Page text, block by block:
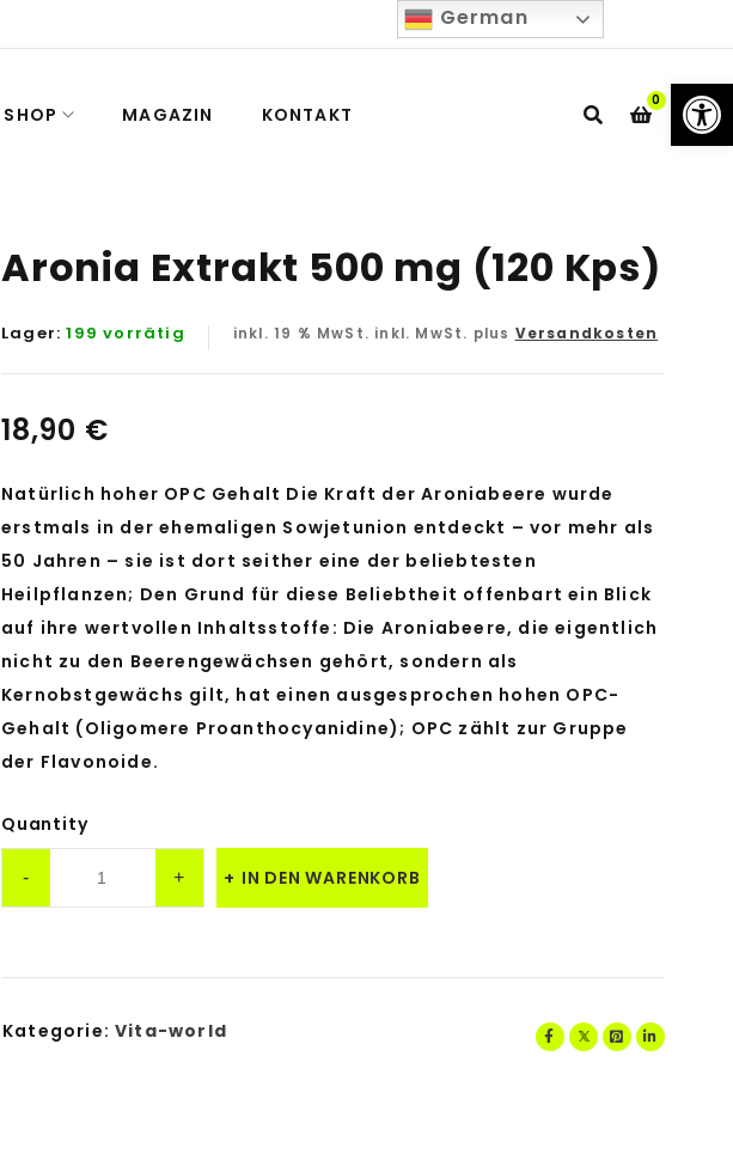
SHOP MAGAZIN KONTAKT
0
Aronia Extrakt 500 mg (120 Kps)
Lager: 199 vorrätig inkl. 19 % MwSt. inkl. MwSt. plus Versandkosten
18,90 €
Natürlich hoher OPC Gehalt Die Kraft der Aroniabeere wurde
erstmals in der ehemaligen Sowjetunion entdeckt – vor mehr als
50 Jahren – sie ist dort seither eine der beliebtesten
Heilpflanzen; Den Grund für diese Beliebtheit offenbart ein Blick
auf ihre wertvollen Inhaltsstoffe: Die Aroniabeere, die eigentlich
nicht zu den Beerengewächsen gehört, sondern als
Kernobstgewächs gilt, hat einen ausgesprochen hohen OPC-
Gehalt (Oligomere Proanthocyanidine); OPC zählt zur Gruppe
der Flavonoide.
Quantity
IN DEN WARENKORB
Kategorie: Vita-world
German